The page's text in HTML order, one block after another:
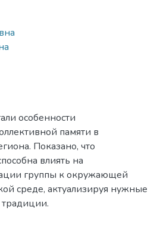
особенности
памяти в
Показано, что
влиять на
группы к окружающей
среде, актуализируя нужные
традиции.